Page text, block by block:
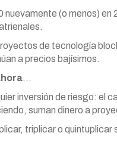
(o menos) en
de tecnología
a precios bajísimos.
…
inversión de riesgo: el
suman dinero a
triplicar o quintuplicar